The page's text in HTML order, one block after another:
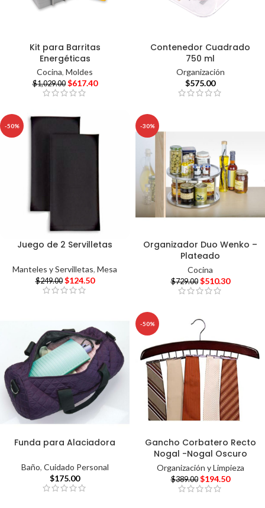
Kit para Barritas
Energéticas
Cocina, Moldes
$1,029.00 $617.40
Contenedor Cuadrado
750 ml
Organización
$575.00
-50%
Juego de 2 Servilletas
Manteles y Servilletas, Mesa
$249.00 $124.50
-30%
Organizador Duo Wenko –
Plateado
Cocina
$729.00 $510.30
Funda para Alaciadora
Baño, Cuidado Personal
$175.00
-50%
Gancho Corbatero Recto
Nogal -Nogal Oscuro
Organización y Limpieza
$389.00 $194.50